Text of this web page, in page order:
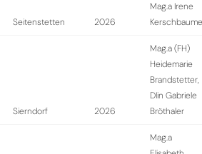
Seitenstetten 2026
Mag.a Irene
Sierndorf 2026
Mag.a (FH)
Heidemarie
Brandstetter,
DIin Gabriele
Bröthaler
Mag.a